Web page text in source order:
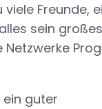
viele
sein
ein guter